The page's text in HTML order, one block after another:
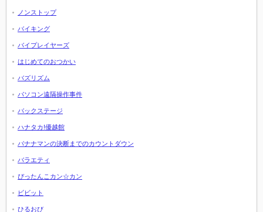
ノンストップ
バイキング
バイプレイヤーズ
はじめてのおつかい
バズリズム
パソコン遠隔操作事件
バックステージ
ハナタカ!優越館
バナナマンの決断までのカウントダウン
バラエティ
ぴったんこカン☆カン
ビビット
ひるおび